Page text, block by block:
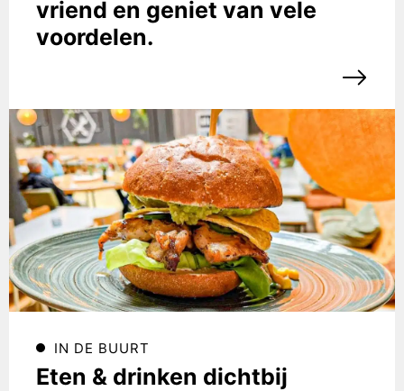
vriend en geniet van vele
voordelen.
IN DE BUURT
Eten & drinken dichtbij